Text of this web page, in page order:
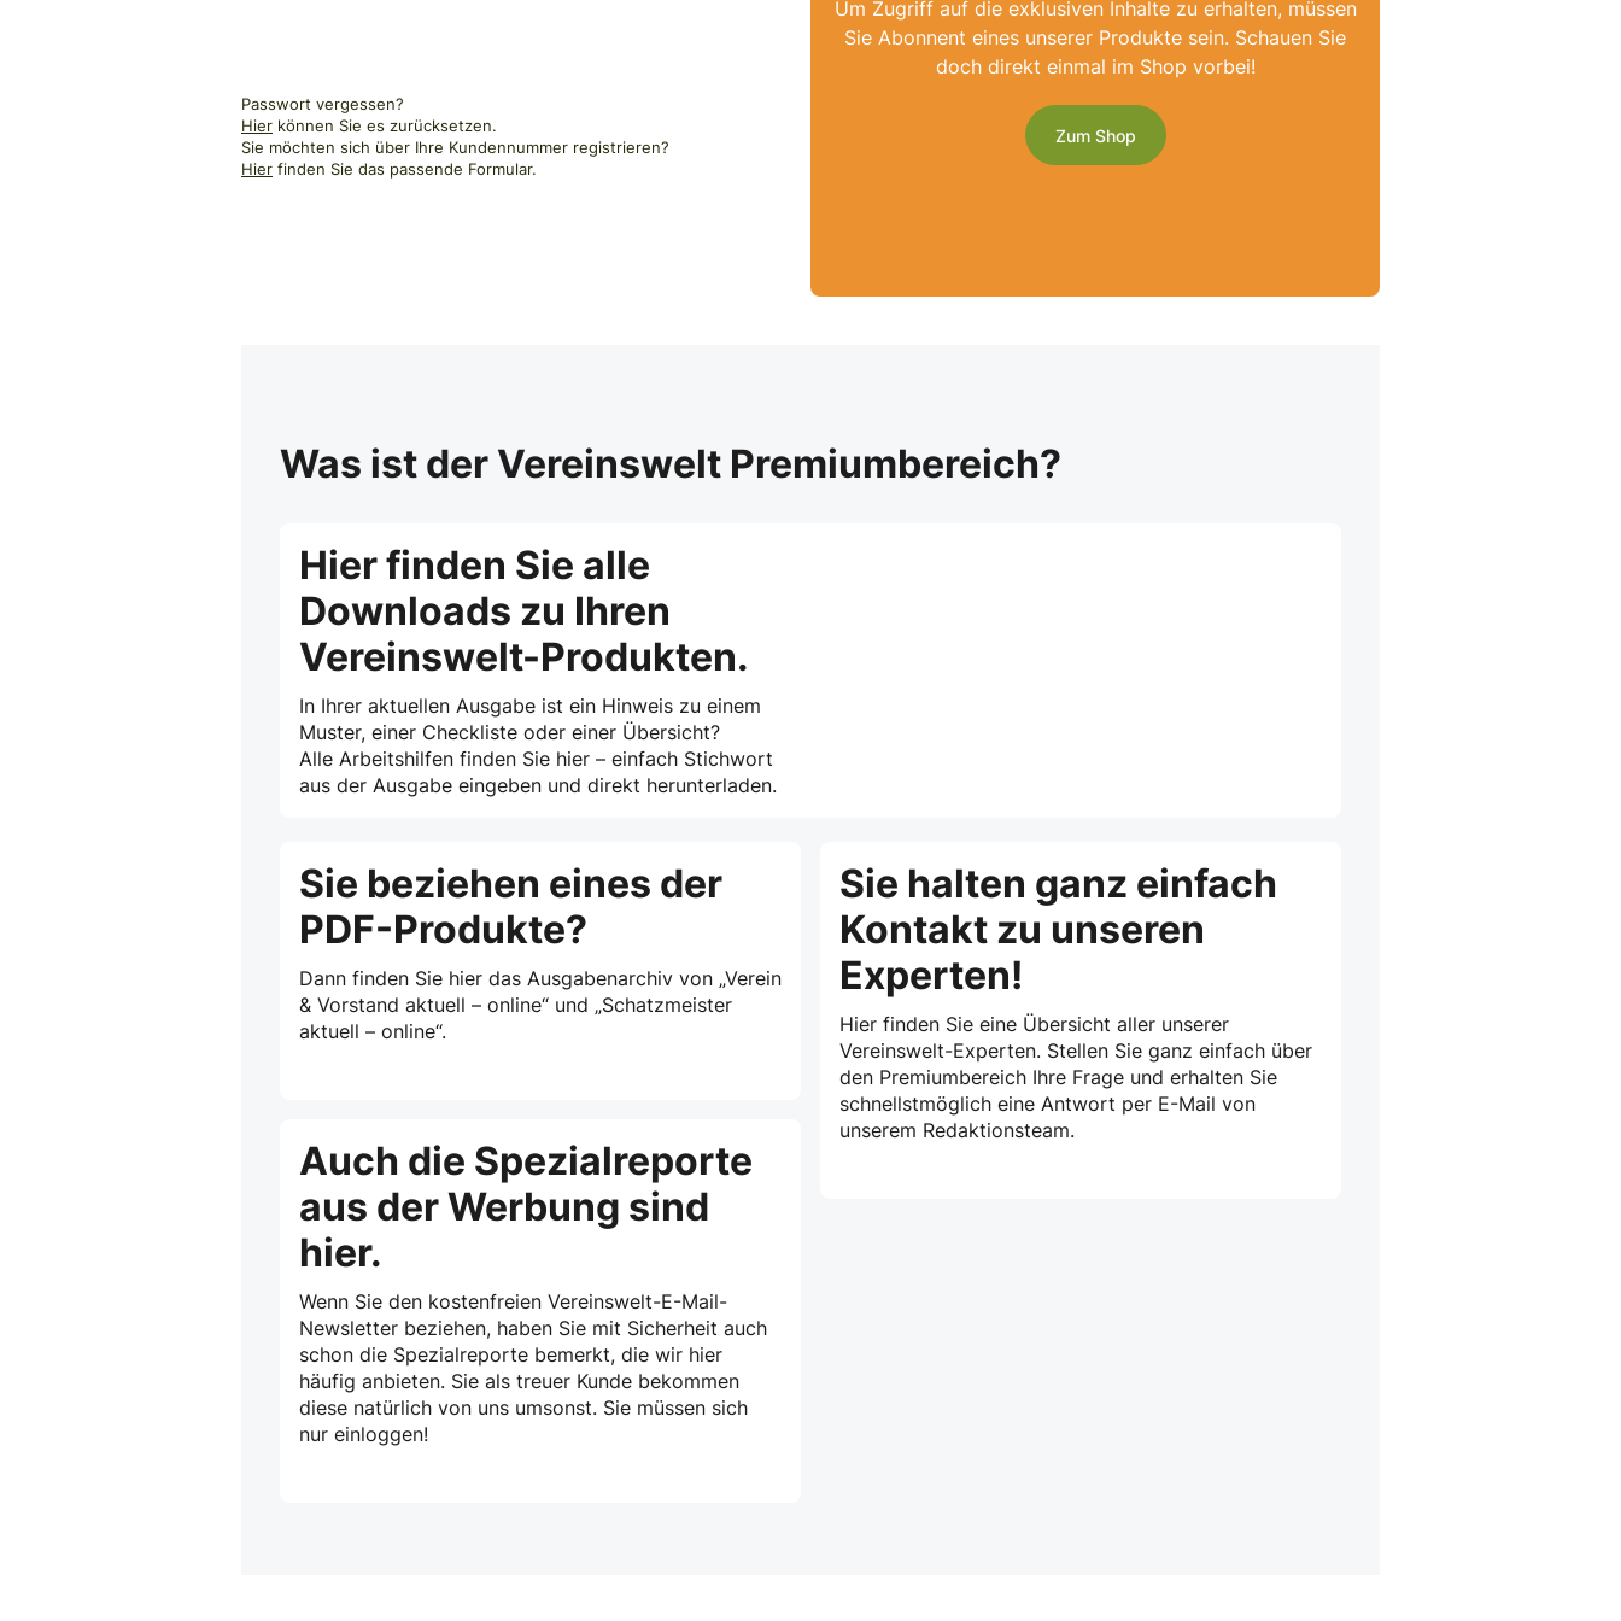
Passwort vergessen?
Hier können Sie es zurücksetzen.
Sie möchten sich über Ihre Kundennummer registrieren?
Hier finden Sie das passende Formular.
Um Zugriff auf die exklusiven Inhalte zu erhalten, müssen
Sie Abonnent eines unserer Produkte sein. Schauen Sie
doch direkt einmal im Shop vorbei!
Zum Shop
Was ist der Vereinswelt Premiumbereich?
Hier finden Sie alle
Downloads zu Ihren
Vereinswelt-Produkten.
In Ihrer aktuellen Ausgabe ist ein Hinweis zu einem
Muster, einer Checkliste oder einer Übersicht?
Alle Arbeitshilfen finden Sie hier – einfach Stichwort
aus der Ausgabe eingeben und direkt herunterladen.
Sie beziehen eines der
PDF-Produkte?
Dann finden Sie hier das Ausgabenarchiv von „Verein
& Vorstand aktuell – online“ und „Schatzmeister
aktuell – online“.
Auch die Spezialreporte
aus der Werbung sind
hier.
Wenn Sie den kostenfreien Vereinswelt-E-Mail-
Newsletter beziehen, haben Sie mit Sicherheit auch
schon die Spezialreporte bemerkt, die wir hier
häufig anbieten. Sie als treuer Kunde bekommen
diese natürlich von uns umsonst. Sie müssen sich
nur einloggen!
Sie halten ganz einfach
Kontakt zu unseren
Experten!
Hier finden Sie eine Übersicht aller unserer
Vereinswelt-Experten. Stellen Sie ganz einfach über
den Premiumbereich Ihre Frage und erhalten Sie
schnellstmöglich eine Antwort per E-Mail von
unserem Redaktionsteam.